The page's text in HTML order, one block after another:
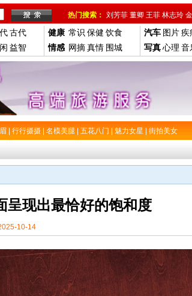
热门搜索： 刘芳菲 董卿 王菲 林志玲
古代
益智
健康 常识 保健 饮食
情感 网摘真情 围城
汽车 图片疾
写真心理 音
行行摄摄 名模美腿 五花八门 魅力女星 街拍美女
呈现出最恰好的饱和度
10-14